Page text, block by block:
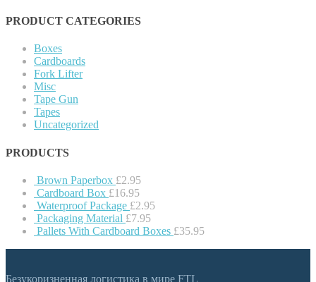
PRODUCT CATEGORIES
Boxes
Cardboards
Fork Lifter
Misc
Tape Gun
Tapes
Uncategorized
PRODUCTS
Brown Paperbox £2.95
Cardboard Box £16.95
Waterproof Package £2.95
Packaging Material £7.95
Pallets With Cardboard Boxes £35.95
Безукоризненная логистика в мире FTL